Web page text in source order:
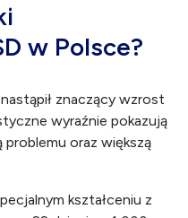
w Polsce?
znaczący wzrost
wyraźnie pokazują
problemu oraz większą
kształceniu z